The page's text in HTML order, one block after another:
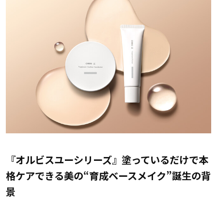
『オルビスユーシリーズ』塗っているだけで本
格ケアできる美の“育成ベースメイク”誕生の背
景